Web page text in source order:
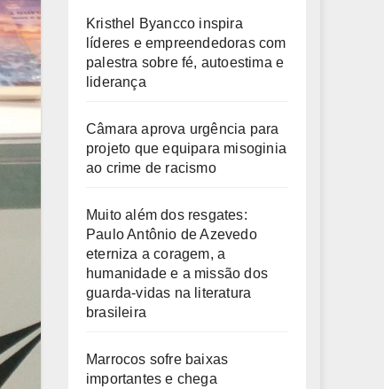
Kristhel Byancco inspira
líderes e empreendedoras com
palestra sobre fé, autoestima e
liderança
Câmara aprova urgência para
projeto que equipara misoginia
ao crime de racismo
Muito além dos resgates:
Paulo Antônio de Azevedo
eterniza a coragem, a
humanidade e a missão dos
guarda-vidas na literatura
brasileira
Marrocos sofre baixas
importantes e chega